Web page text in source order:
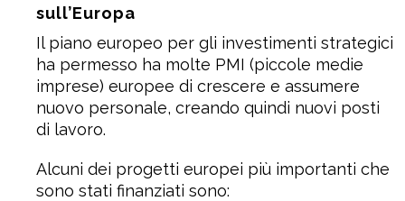
sull’Europa
Il piano europeo per gli investimenti strategici
ha permesso ha molte PMI (piccole medie
imprese) europee di crescere e assumere
nuovo personale, creando quindi nuovi posti
di lavoro.
Alcuni dei progetti europei più importanti che
sono stati finanziati sono: